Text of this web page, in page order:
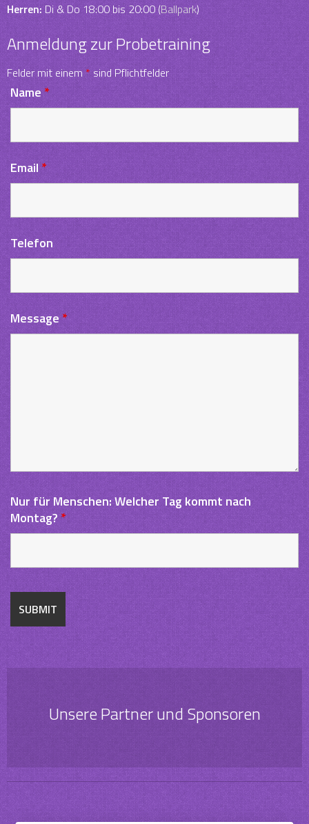
Herren:Di & Do 18:00 bis 20:00 (Ballpark)
Anmeldung zur Probetraining
Felder mit einem*sind Pflichtfelder
Name*
Email*
Telefon
Message *
Nur für Menschen: Welcher Tag kommt nach
Montag?*
Unsere Partner und Sponsoren